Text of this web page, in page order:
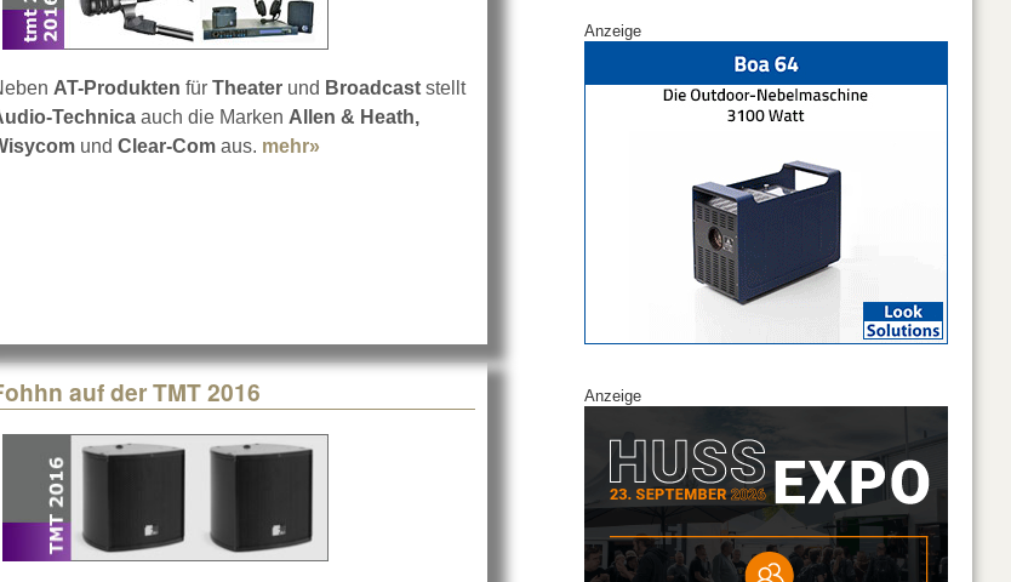
2016
AT-Produkten für Theater und Broadcast stellt
Technica auch die Marken Allen & Heath,
und Clear-Com aus. mehr»
auf der TMT 2016
Anzeige
Anzeige